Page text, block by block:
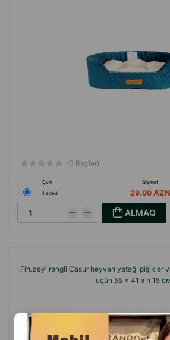
(0 Rəylər)
Çəki Qiymət
1 ədəd
29.00
ALMAQ
Firuzəyi rəngli Casur heyvan yatağı pişiklər
üçün 55 x 41 x h 15 см